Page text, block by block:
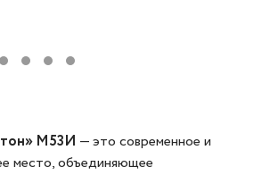
М53И — это современное и
место, объединяющее